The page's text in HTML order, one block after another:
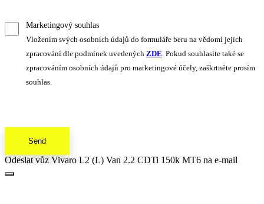
Marketingový souhlas
Vložením svých osobních údajů do formuláře beru na vědomí jejich
zpracování dle podmínek uvedených ZDE. Pokud souhlasíte také se
zpracováním osobních údajů pro marketingové účely, zaškrtněte prosím
souhlas.
Send
Odeslat vůz Vivaro L2 (L) Van 2.2 CDTi 150k MT6 na e-mail